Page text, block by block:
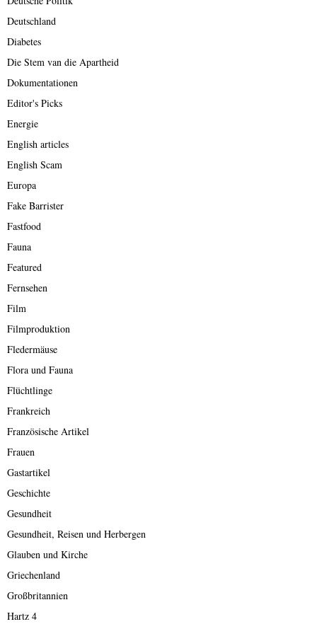
Deutschland
Diabetes
Die Stem van die Apartheid
Dokumentationen
Editor's Picks
Energie
English articles
English Scam
Europa
Fake Barrister
Fastfood
Fauna
Featured
Fernsehen
Film
Filmproduktion
Fledermäuse
Flora und Fauna
Flüchtlinge
Frankreich
Französische Artikel
Frauen
Gastartikel
Geschichte
Gesundheit
Gesundheit, Reisen und Herbergen
Glauben und Kirche
Griechenland
Großbritannien
Hartz 4